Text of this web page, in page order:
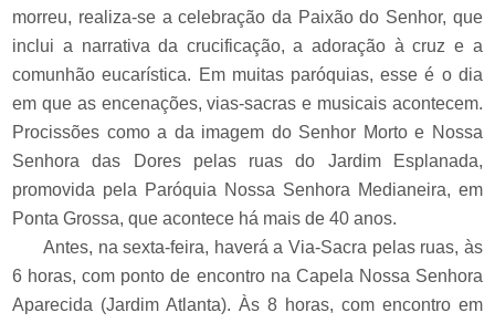
morreu, realiza-se a celebração da Paixão do Senhor, que
inclui a narrativa da crucificação, a adoração à cruz e a
comunhão eucarística. Em muitas paróquias, esse é o dia
em que as encenações, vias-sacras e musicais acontecem.
Procissões como a da imagem do Senhor Morto e Nossa
Senhora das Dores pelas ruas do Jardim Esplanada,
promovida pela Paróquia Nossa Senhora Medianeira, em
Ponta Grossa, que acontece há mais de 40 anos.
Antes, na sexta-feira, haverá a Via-Sacra pelas ruas, às
6 horas, com ponto de encontro na Capela Nossa Senhora
Aparecida (Jardim Atlanta). Às 8 horas, com encontro em